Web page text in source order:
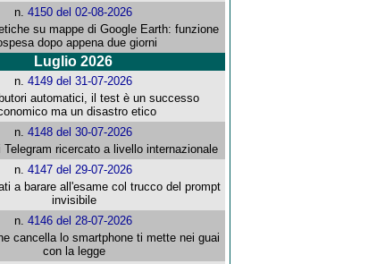
n.4150 del 02-08-2026
su mappe di Google Earth: funzione
dopo appena due giorni
Luglio 2026
n.4149 del 31-07-2026
automatici, il test è un successo
ma un disastro etico
n.4148 del 30-07-2026
Telegram ricercato a livello internazionale
n.4147 del 29-07-2026
a barare all'esame col trucco del prompt
invisibile
n.4146 del 28-07-2026
cancella lo smartphone ti mette nei guai
con la legge